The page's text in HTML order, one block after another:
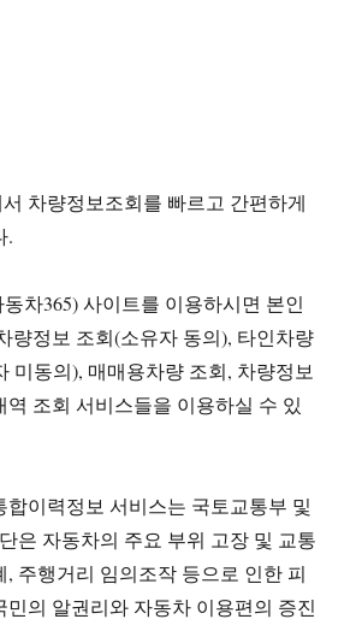
차량정보조회를 빠르고 간편하게
.
차365) 사이트를 이용하시면 본인
량정보 조회(소유자 동의), 타인차량
미동의), 매매용차량 조회, 차량정보
역 조회 서비스들을 이용하실 수 있
합이력정보 서비스는 국토교통부 및
은 자동차의 주요 부위 고장 및 교통
, 주행거리 임의조작 등으로 인한 피
민의 알권리와 자동차 이용편의 증진